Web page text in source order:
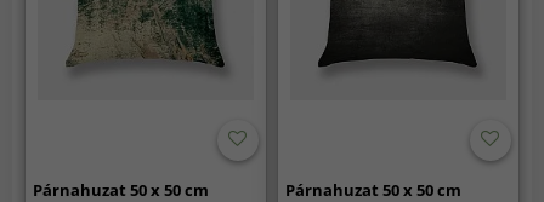
Párnahuzat 50 x 50 cm Párnahuzat 50 x 50 cm